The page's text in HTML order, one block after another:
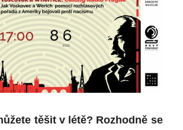
těšit v létě? Rozhodně se